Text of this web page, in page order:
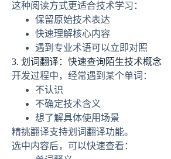
这种阅读方式更适合技术学习：
保留原始技术表达
快速理解核心内容
遇到专业术语可以立即对照
3. 划词翻译：快速查询陌生技术概念
开发过程中，经常遇到某个单词：
不认识
不确定技术含义
想了解具体使用场景
精挑翻译支持划词翻译功能。
选中内容后，可以快速查看：